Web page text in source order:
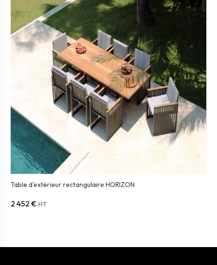
Table d'extérieur rectangulaire HORIZON
2 452 € HT